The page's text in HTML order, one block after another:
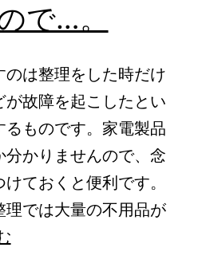
あ
物
を
残
ら
ず
搬
出
で…。
のは整理をした時だけ
が故障を起こしたとい
るものです。家電製品
分かりませんので、念
ておくと便利です。
理では大量の不用品が
廃